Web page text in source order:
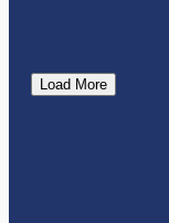
Load More